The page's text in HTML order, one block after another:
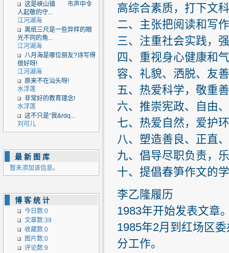
这是峡山镇 市声中令
人起敬的守...
江河湖海
离纸三尺是一些异样的眼
光不同的角...
江河湖海
八月海是哪位朋友?诗写得
很好呀!
江河湖海
原来不在汕头呀!
水浮莲
非常好的教育理念!
水浮莲
这不只是“我&rdq...
刘可儿
最新图库
暂未添加该信息。
博客统计
今日数:0
文章数:39
收藏数:0
图片数:0
评论数:9
高综合素质，打下文
二、主张把阅读和写
三、注重社会实践，
四、重视身心健康和
容、礼貌、洒脱、友
五、热爱科学，敬重
六、推崇宪政、自由
七、热爱自然，爱护
八、塑造善良、正直
九、倡导尽职负责，
十、提倡春笋作文的
李乙隆履历
1983年开始发表文章
1985年2月到红场区
分工作。